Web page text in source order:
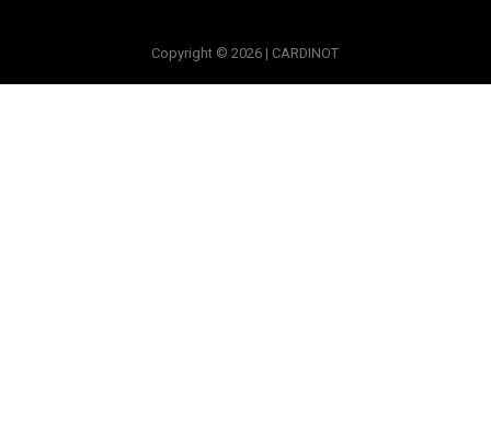
Copyright © 2026 | CARDINOT